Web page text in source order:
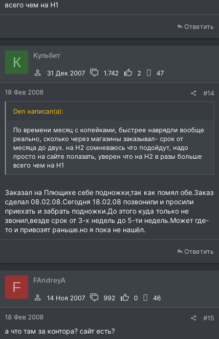
всего чем на Н1
Ответить
К Кульбит
31 Дек 2007 1.742 2 47
18 Фев 2008 #14
Den написал(а):
По времени месяц с копейками, быстрее наврядли вообще
реально, сколько через магазины заказывал- срок от
месяца до двух. на Н2 сомневаюсь что подойдут, надо
просто на сайте полазать, уверен что на Н2 в разы больше
всего чем на Н1
Заказал на Плющихе себе подножки,так как помял обе.Заказ
сделал 08.02.08.Сегодня 18.02.08 позвонили и просили
приехать и забрать подножки.До этого куда только не
звонил,везде срок от 3-х недель до 5-ти недель.Может где-
то и привозят раньше.но я пока не нашёл.
Ответить
F FAndreyA
14 Ноя 2007 992 0 46
18 Фев 2008 #15
а что там за контора? сайт есть?